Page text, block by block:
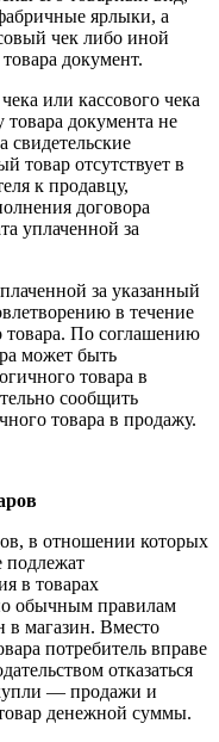
ярлыки, а
чек либо иной
документ.
или кассового чека
документа не
свидетельские
товар отсутствует в
к продавцу,
договора
уплаченной за
за указанный
в течение
товара. По соглашению
может быть
товара в
сообщить
товара в продажу.
в отношении которых
подлежат
в товарах
обычным правилам
в магазин. Вместо
потребитель вправе
отказаться
— продажи и
денежной суммы.